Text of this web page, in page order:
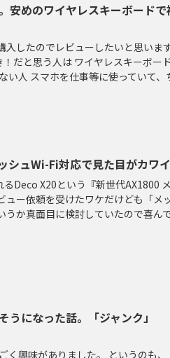
めのワイヤレスキーボードで
したのでレビューしたいと思います
だと思う人は ワイヤレスキーボー
い人 スマホを仕事等に使っていて、
シュWi-Fi対応で見た目がカワ
Deco X20という『新世代AX1800
ー依頼を受けたワケだけども「メ
うか真面目に検討していたので喜ん
になった話。「ジャンク」
興味がありました。 というのも、